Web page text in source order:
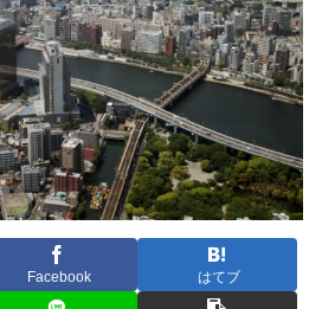
Facebook はてブ